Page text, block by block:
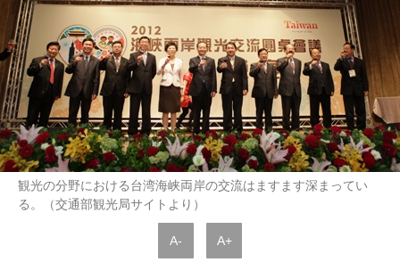
観光の分野における台湾海峡両岸の交流はますます深まってい
る。（交通部観光局サイトより）
A- A+